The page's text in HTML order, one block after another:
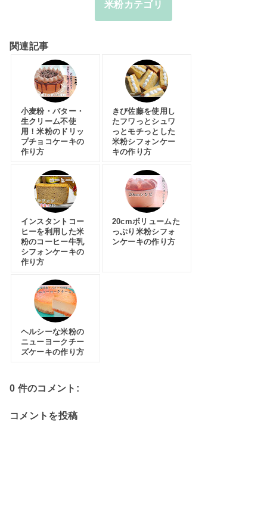
米粉カテゴリ
関連記事
小麦粉・バター・
生クリーム不使
用！米粉のドリッ
プチョコケーキの
作り方
きび佐藤を使用し
たフワっとシュワ
っとモチっとした
米粉シフォンケー
キの作り方
インスタントコー
ヒーを利用した米
粉のコーヒー牛乳
シフォンケーキの
作り方
20cmボリュームた
っぷり米粉シフォ
ンケーキの作り方
ヘルシーな米粉の
ニューヨークチー
ズケーキの作り方
0 件のコメント:
コメントを投稿